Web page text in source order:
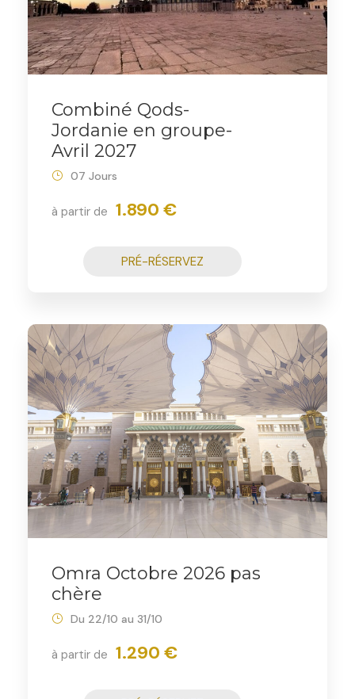
Combiné Qods-
Jordanie en groupe-
Avril 2027
à partir de 1.890 €
07 Jours
PRÉ-RÉSERVEZ
Omra Octobre 2026 pas
chère
à partir de 1.290 €
Du 22/10 au 31/10